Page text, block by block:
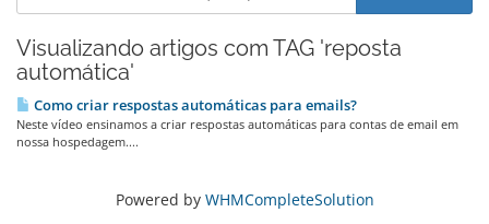
Visualizando artigos com TAG 'reposta
automática'
Como criar respostas automáticas para emails?
Neste vídeo ensinamos a criar respostas automáticas para contas de email em
nossa hospedagem....
Powered by WHMCompleteSolution